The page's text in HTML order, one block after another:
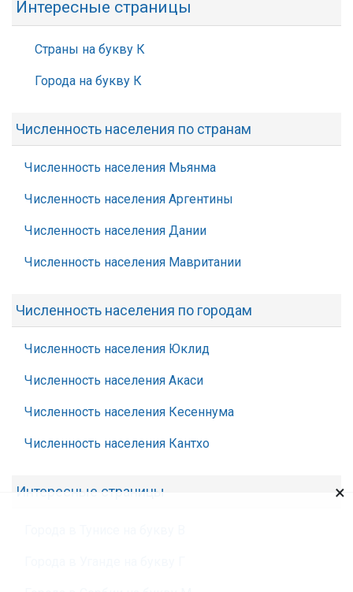
Интересные страницы
Страны на букву К
Города на букву К
Численность населения по странам
Численность населения Мьянма
Численность населения Аргентины
Численность населения Дании
Численность населения Мавритании
Численность населения по городам
Численность населения Юклид
Численность населения Акаси
Численность населения Кесеннума
Численность населения Кантхо
Интересные страницы ×